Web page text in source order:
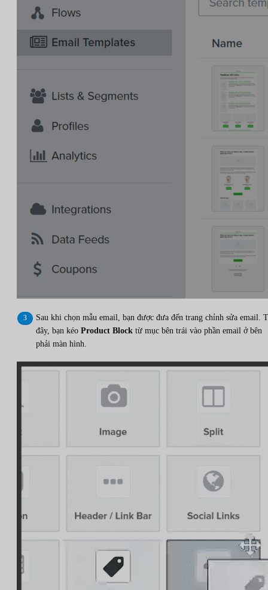
Sau khi chọn mẫu email, bạn được đưa đến trang chỉnh sửa email.
đây, bạn kéo Product Block từ mục bên trái vào phần email ở bên
phải màn hình.